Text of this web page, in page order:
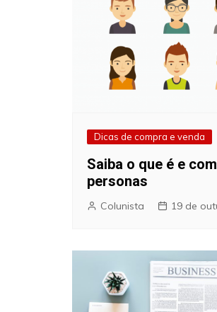
Dicas de compra e venda
Saiba o que é e
personas
Colunista 19 de